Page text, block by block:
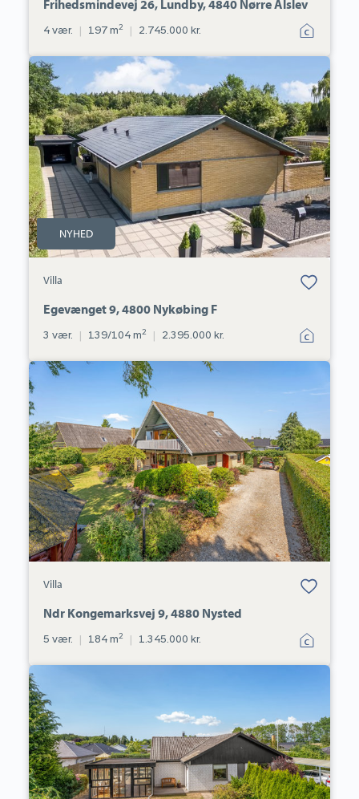
Frihedsmindevej 26, Lundby, 4840 Nørre Alslev
4 vær. | 197 m2 | 2.745.000 kr.
Villa:
Egevænget
9,
4800
Nykøbing
F
NYHED
Villa
Bolig er gemt
under dine
Egevænget 9, 4800 Nykøbing F
3 vær. | 139/104 m2 | 2.395.000 kr.
Villa:
Ndr
Kongemarksvej
9,
4880
Nysted
Villa
Bolig er gemt
under dine
Ndr Kongemarksvej 9, 4880 Nysted
5 vær. | 184 m2 | 1.345.000 kr.
Villa:
Ahornvænget
3,
Sdr
Vedby,
4800
Nykøbing
F